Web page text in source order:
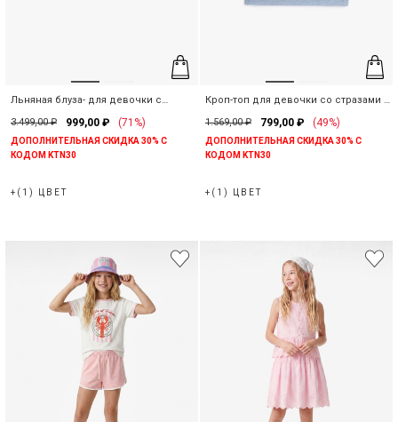
Льняная блуза- для девочки с
3.499,00 ₽ 999,00 ₽ (71%)
ДОПОЛНИТЕЛЬНАЯ СКИДКА 30% С
КОДОМ KTN30
+(1) ЦВЕТ
Кроп-топ для девочки со стразами и
1.569,00 ₽ 799,00 ₽ (49%)
ДОПОЛНИТЕЛЬНАЯ СКИДКА 30% С
КОДОМ KTN30
+(1) ЦВЕТ